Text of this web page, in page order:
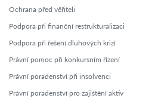
Ochrana před věřiteli
Podpora při finanční restrukturalizaci
Podpora při řešení dluhových krizí
Právní pomoc při konkursním řízení
Právní poradenství při insolvenci
Právní poradenství pro zajištění aktiv